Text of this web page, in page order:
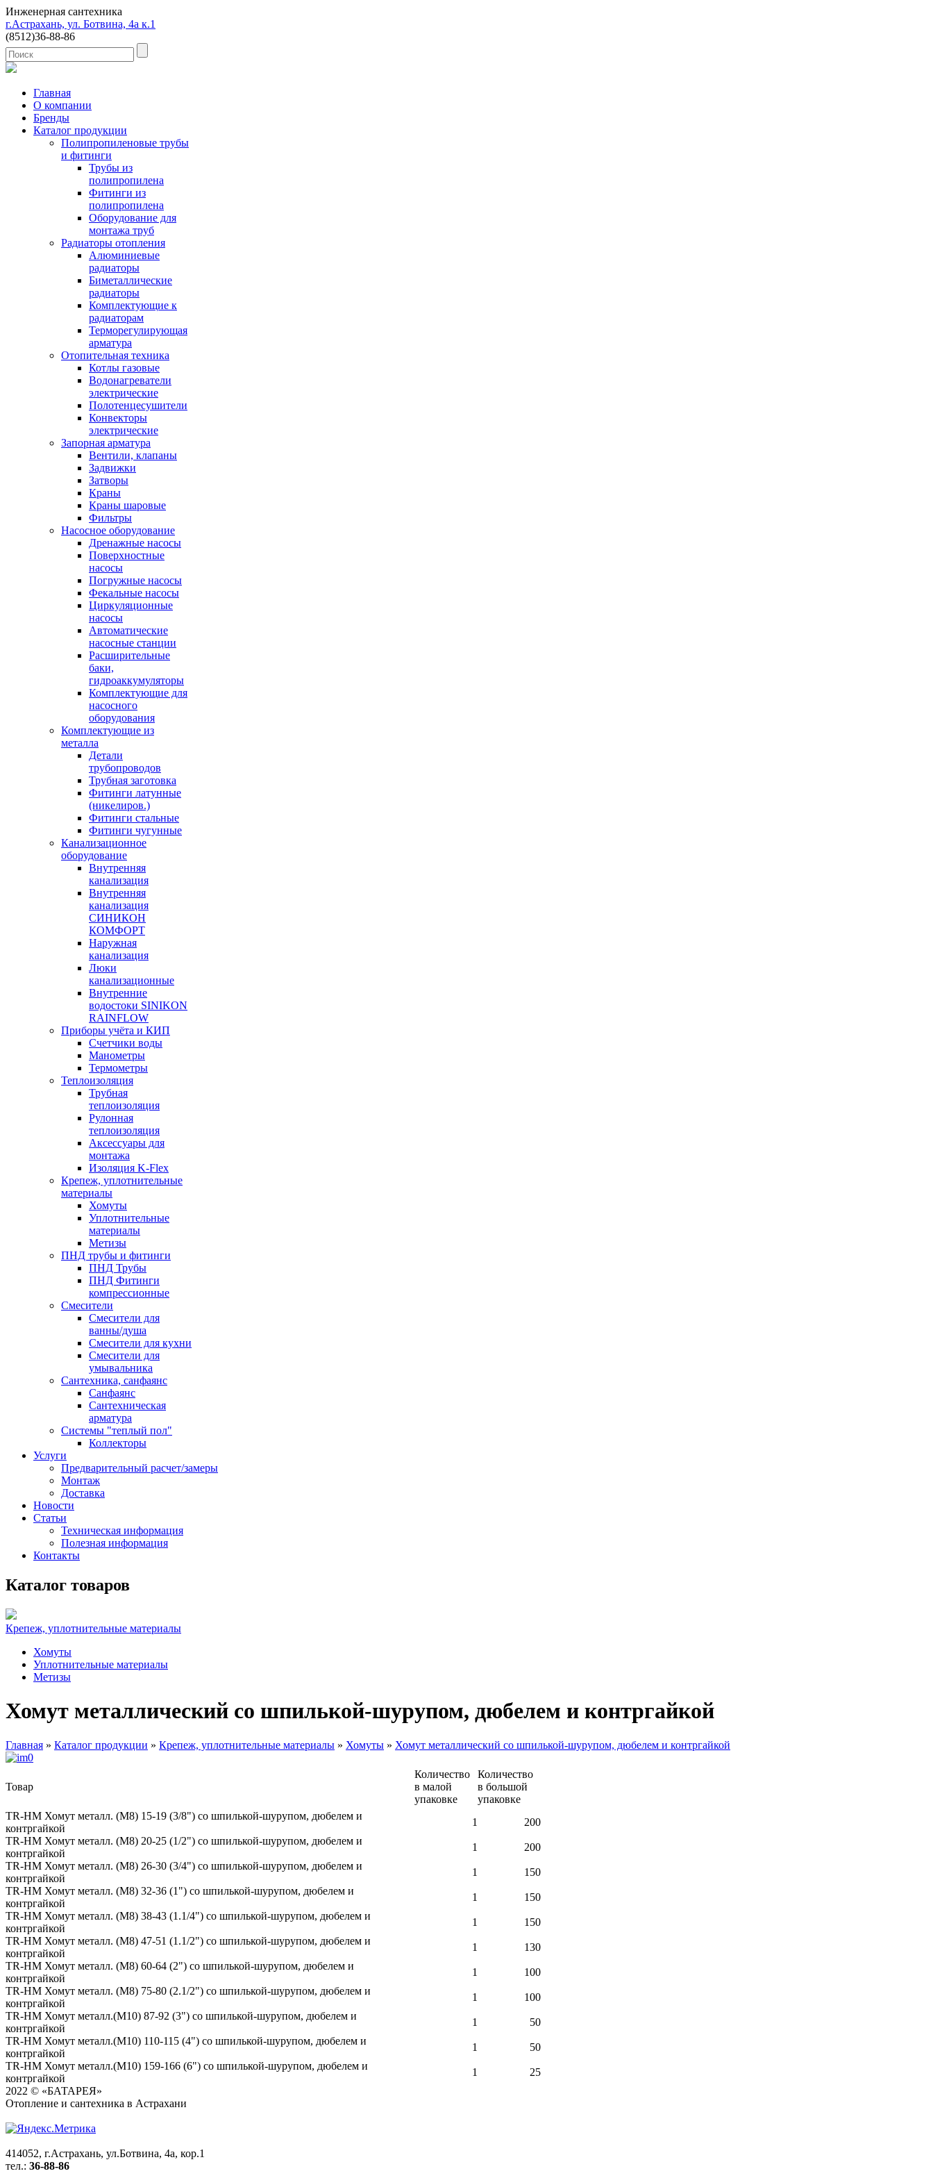
Инженерная сантехника
г.Астрахань, ул. Ботвина, 4а к.1
(8512)36-88-86
Главная
О компании
Бренды
Каталог продукции
Полипропиленовые трубы
и фитинги
Трубы из
полипропилена
Фитинги из
полипропилена
Оборудование для
монтажа труб
Радиаторы отопления
Алюминиевые
радиаторы
Биметаллические
радиаторы
Комплектующие к
радиаторам
Терморегулирующая
арматура
Отопительная техника
Котлы газовые
Водонагреватели
электрические
Полотенцесушители
Конвекторы
электрические
Запорная арматура
Вентили, клапаны
Задвижки
Затворы
Краны
Краны шаровые
Фильтры
Насосное оборудование
Дренажные насосы
Поверхностные
насосы
Погружные насосы
Фекальные насосы
Циркуляционные
насосы
Автоматические
насосные станции
Расширительные
баки,
гидроаккумуляторы
Комплектующие для
насосного
оборудования
Комплектующие из
металла
Детали
трубопроводов
Трубная заготовка
Фитинги латунные
(никелиров.)
Фитинги стальные
Фитинги чугунные
Канализационное
оборудование
Внутренняя
канализация
Внутренняя
канализация
СИНИКОН
КОМФОРТ
Наружная
канализация
Люки
канализационные
Внутренние
водостоки SINIKON
RAINFLOW
Приборы учёта и КИП
Счетчики воды
Манометры
Термометры
Теплоизоляция
Трубная
теплоизоляция
Рулонная
теплоизоляция
Аксессуары для
монтажа
Изоляция K-Flex
Крепеж, уплотнительные
материалы
Хомуты
Уплотнительные
материалы
Метизы
ПНД трубы и фитинги
ПНД Трубы
ПНД Фитинги
компрессионные
Смесители
Смесители для
ванны/душа
Смесители для кухни
Смесители для
умывальника
Сантехника, санфаянс
Санфаянс
Сантехническая
арматура
Системы "теплый пол"
Коллекторы
Услуги
Предварительный расчет/замеры
Монтаж
Доставка
Новости
Статьи
Техническая информация
Полезная информация
Контакты
Каталог товаров
Крепеж, уплотнительные материалы
Хомуты
Уплотнительные материалы
Метизы
Хомут металлический со шпилькой-шурупом, дюбелем и контргайкой
Главная » Каталог продукции » Крепеж, уплотнительные материалы » Хомуты » Хомут металлический со шпилькой-шурупом, дюбелем и контргайкой
Товар
Количество
в малой
упаковке
Количество
в большой
упаковке
TR-HM Хомут металл. (М8) 15-19 (3/8") со шпилькой-шурупом, дюбелем и
контргайкой
1
200
TR-HM Хомут металл. (М8) 20-25 (1/2") со шпилькой-шурупом, дюбелем и
контргайкой
1
200
TR-HM Хомут металл. (М8) 26-30 (3/4") со шпилькой-шурупом, дюбелем и
контргайкой
1
150
TR-HM Хомут металл. (М8) 32-36 (1") со шпилькой-шурупом, дюбелем и
контргайкой
1
150
TR-HM Хомут металл. (М8) 38-43 (1.1/4") со шпилькой-шурупом, дюбелем и
контргайкой
1
150
TR-HM Хомут металл. (М8) 47-51 (1.1/2") со шпилькой-шурупом, дюбелем и
контргайкой
1
130
TR-HM Хомут металл. (М8) 60-64 (2") со шпилькой-шурупом, дюбелем и
контргайкой
1
100
TR-HM Хомут металл. (М8) 75-80 (2.1/2") со шпилькой-шурупом, дюбелем и
контргайкой
1
100
TR-HM Хомут металл.(М10) 87-92 (3") со шпилькой-шурупом, дюбелем и
контргайкой
1
50
TR-HM Хомут металл.(М10) 110-115 (4") со шпилькой-шурупом, дюбелем и
контргайкой
1
50
TR-HM Хомут металл.(М10) 159-166 (6") со шпилькой-шурупом, дюбелем и
контргайкой
1
25
2022 © «БАТАРЕЯ»
Отопление и сантехника в Астрахани
414052, г.Астрахань, ул.Ботвина, 4a, кор.1
тел.: 36-88-86